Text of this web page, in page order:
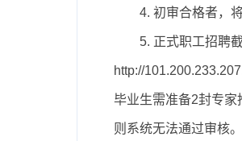
4. 初审合格者，
5. 正式职工招聘
http://
毕业生需准备2封专家
则系统无法通过审核。